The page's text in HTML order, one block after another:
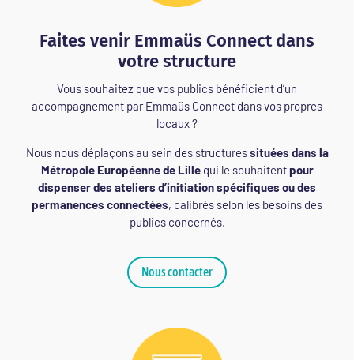
Faites venir Emmaüs Connect dans
votre structure
Vous souhaitez que vos publics bénéficient d’un
accompagnement par Emmaüs Connect dans vos propres
locaux ?
Nous nous déplaçons au sein des structuressituées dans la
Métropole Européenne de Lillequi le souhaitentpour
dispenser des ateliers d’initiation spécifiques ou des
permanences connectées, calibrés selon les besoins des
publics concernés.
Nous contacter